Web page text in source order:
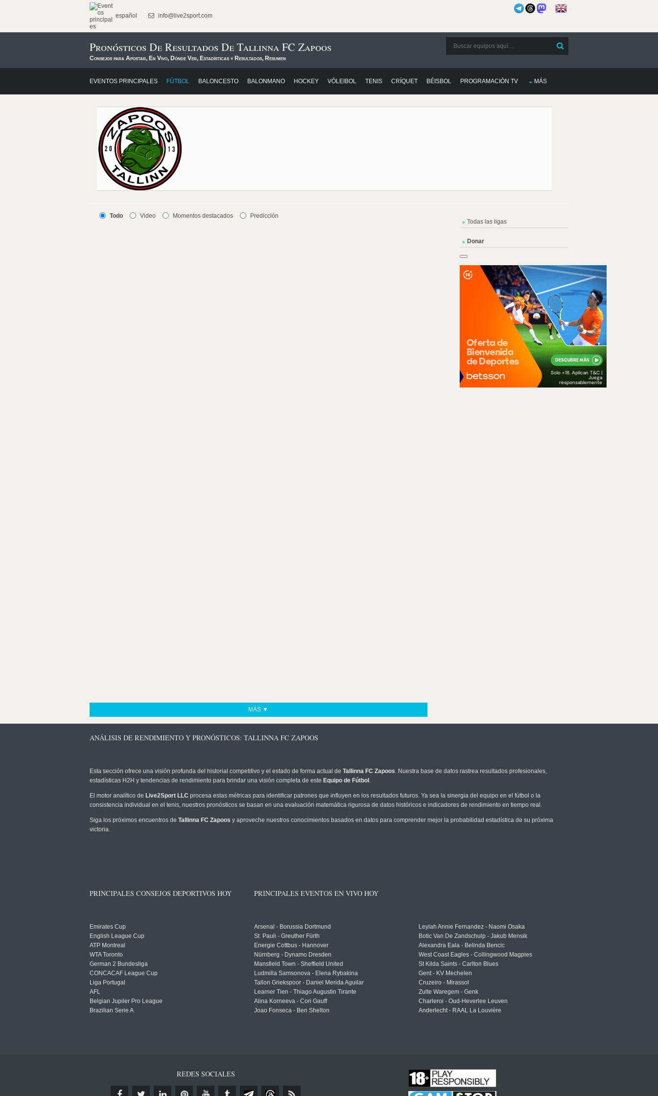
español info@live2sport.com
Pronósticos De Resultados De Tallinna FC Zapoos
Consejos para Apostar, En Vivo, Dónde Ver, Estadísticas y Resultados, Resumen
EVENTOS PRINCIPALES FÚTBOL BALONCESTO BALONMANO HOCKEY VÓLEIBOL TENIS CRÍQUET BÉISBOL PROGRAMACIÓN TV MÁS
Todo Video Momentos destacados Predicción
MÁS ▼
Todas las ligas
Donar
ANÁLISIS DE RENDIMIENTO Y PRONÓSTICOS: TALLINNA FC ZAPOOS
Esta sección ofrece una visión profunda del historial competitivo y el estado de forma actual de Tallinna FC Zapoos. Nuestra base de datos rastrea resultados profesionales,
estadísticas H2H y tendencias de rendimiento para brindar una visión completa de este Equipo de Fútbol .
El motor analítico de Live2Sport LLC procesa estas métricas para identificar patrones que influyen en los resultados futuros. Ya sea la sinergia del equipo en el fútbol o la
consistencia individual en el tenis, nuestros pronósticos se basan en una evaluación matemática rigurosa de datos históricos e indicadores de rendimiento en tiempo real.
Siga los próximos encuentros de Tallinna FC Zapoos y aproveche nuestros conocimientos basados en datos para comprender mejor la probabilidad estadística de su próxima
victoria.
PRINCIPALES CONSEJOS DEPORTIVOS HOY
Emirates Cup
English League Cup
ATP Montreal
WTA Toronto
German 2 Bundesliga
CONCACAF League Cup
Liga Portugal
AFL
Belgian Jupiler Pro League
Brazilian Serie A
PRINCIPALES EVENTOS EN VIVO HOY
Arsenal - Borussia Dortmund
St. Pauli - Greuther Fürth
Energie Cottbus - Hannover
Nürnberg - Dynamo Dresden
Mansfield Town - Sheffield United
Ludmilla Samsonova - Elena Rybakina
Tallon Griekspoor - Daniel Merida Aguilar
Learner Tien - Thiago Augustin Tirante
Alina Korneeva - Cori Gauff
Joao Fonseca - Ben Shelton
Leylah Annie Fernandez - Naomi Osaka
Botic Van De Zandschulp - Jakub Mensik
Alexandra Eala - Belinda Bencic
West Coast Eagles - Collingwood Magpies
St Kilda Saints - Carlton Blues
Gent - KV Mechelen
Cruzeiro - Mirassol
Zulte Waregem - Genk
Charleroi - Oud-Heverlee Leuven
Anderlecht - RAAL La Louvière
REDES SOCIALES